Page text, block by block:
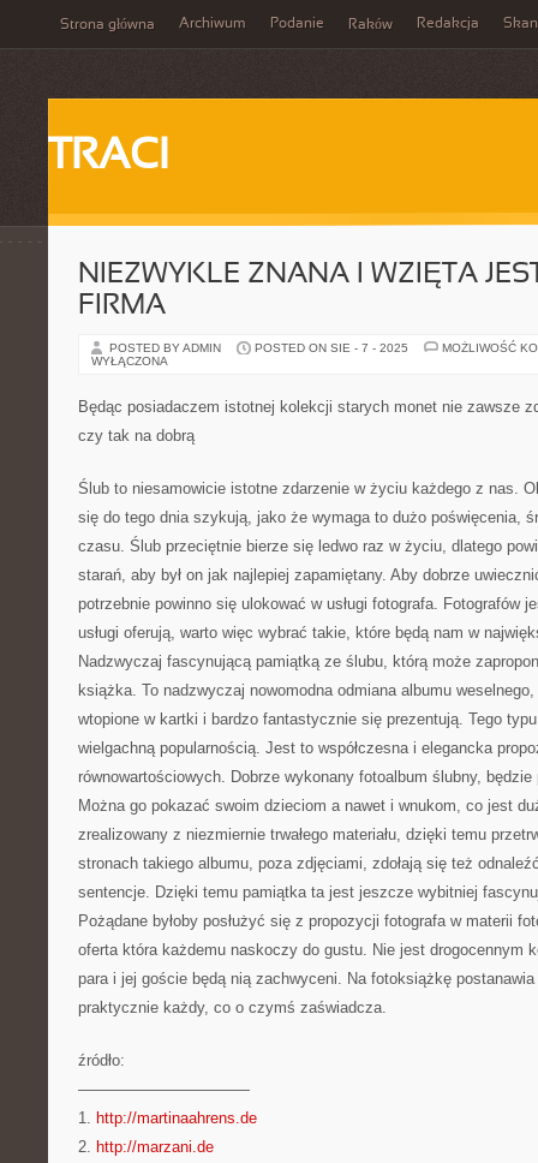
Strona główna Archiwum Podanie Raków Redakcja
TRACI
NIEZWYKLE ZNANA I WZIĘTA
FIRMA
POSTED BY ADMIN POSTED ON SIE - 7 - 2025
MOŻLIWOŚĆ
WYŁĄCZONA
Będąc posiadaczem istotnej kolekcji starych monet nie zawsze
czy tak na dobrą
Ślub to niesamowicie istotne zdarzenie w życiu każdego z nas.
się do tego dnia szykują, jako że wymaga to dużo poświęcenia,
czasu. Ślub przeciętnie bierze się ledwo raz w życiu, dlatego
starań, aby był on jak najlepiej zapamiętany. Aby dobrze
potrzebnie powinno się ulokować w usługi fotografa. Fotografów
usługi oferują, warto więc wybrać takie, które będą nam w
Nadzwyczaj fascynującą pamiątką ze ślubu, którą może
książka. To nadzwyczaj nowomodna odmiana albumu
wtopione w kartki i bardzo fantastycznie się prezentują. Tego
wielgachną popularnością. Jest to współczesna i elegancka
równowartościowych. Dobrze wykonany fotoalbum ślubny, będzie
Można go pokazać swoim dzieciom a nawet i wnukom, co jest
zrealizowany z niezmiernie trwałego materiału, dzięki temu
stronach takiego albumu, poza zdjęciami, zdołają się też
sentencje. Dzięki temu pamiątka ta jest jeszcze wybitniej
Pożądane byłoby posłużyć się z propozycji fotografa w materii
oferta która każdemu naskoczy do gustu. Nie jest drogocennym
para i jej goście będą nią zachwyceni. Na fotoksiążkę postanawia
praktycznie każdy, co o czymś zaświadcza.
źródło:
———————————
1. http://martinaahrens.de
2. http://marzani.de